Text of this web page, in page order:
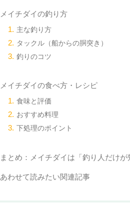
メイチダイの釣り方
主な釣り方
タックル（船からの胴突き）
釣りのコツ
メイチダイの食べ方・レシピ
食味と評価
おすすめ料理
下処理のポイント
まとめ：メイチダイは「釣り人だけが
あわせて読みたい関連記事